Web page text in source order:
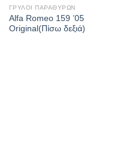
ΓΡΥΛΟΙ ΠΑΡΑΘΥΡΩΝ
Alfa Romeo 159 ’05
Original(Πίσω δεξιά)